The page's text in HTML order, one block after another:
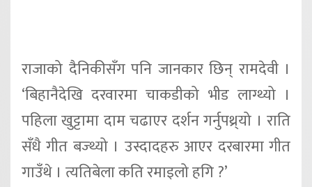
राजाको दैनिकीसँग पनि जानकार छिन् रामदेवी ।
‘बिहानैदेखि दरवारमा चाकडीको भीड लाग्थ्यो ।
पहिला खुट्टामा दाम चढाएर दर्शन गर्नुपथ्र्यो । राति
सँधै गीत बज्थ्यो । उस्दादहरु आएर दरबारमा गीत
गाउँथे । त्यतिबेला कति रमाइलो हगि ?’